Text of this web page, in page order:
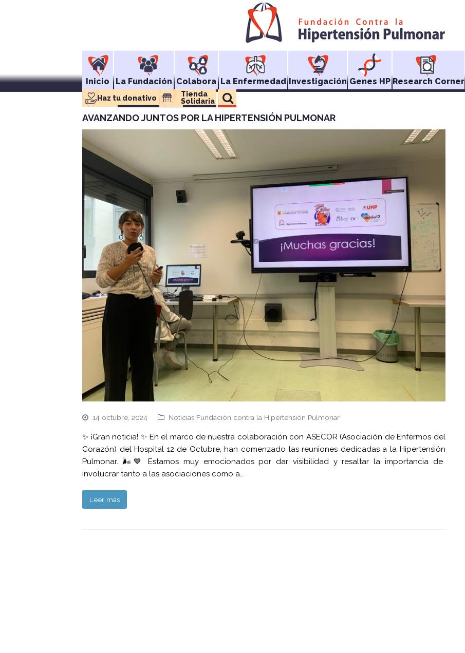
Inicio La Fundación Colabora La Enfermedad Investigación Genes HP Research Corner
Haz tu donativo
Tienda
Solidaria
AVANZANDO JUNTOS POR LA HIPERTENSIÓN PULMONAR
14 octubre, 2024 Noticias Fundación contra la Hipertensión Pulmonar
✨ ¡Gran noticia! ✨ En el marco de nuestra colaboración con ASECOR (Asociación de Enfermos del
Corazón) del Hospital 12 de Octubre, han comenzado las reuniones dedicadas a la Hipertensión
Pulmonar. 🌬️💙 Estamos muy emocionados por dar visibilidad y resaltar la importancia de
involucrar tanto a las asociaciones como a…
Leer más